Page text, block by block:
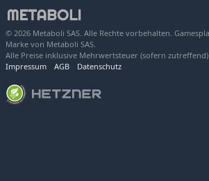
© 2026 Metaboli SAS. Alle Rechte vorbehalten.
Marke von Metaboli SAS.
Alle Preise inklusive Mehrwertsteuer (sofern zutreffend).
Impressum
AGB Datenschutz